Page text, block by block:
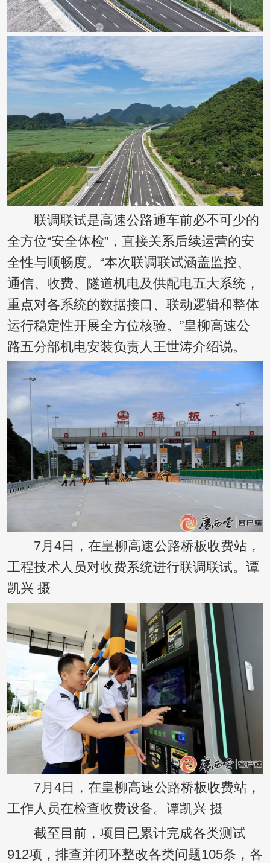
联调联试是高速公路通车前必不可少的
全方位“安全体检”，直接关系后续运营的安
全性与顺畅度。“本次联调联试涵盖监控、
通信、收费、隧道机电及供配电五大系统，
重点对各系统的数据接口、联动逻辑和整体
运行稳定性开展全方位核验。”皇柳高速公
路五分部机电安装负责人王世涛介绍说。
7月4日，在皇柳高速公路桥板收费站，
工程技术人员对收费系统进行联调联试。谭
凯兴 摄
7月4日，在皇柳高速公路桥板收费站，
工作人员在检查收费设备。谭凯兴 摄
截至目前，项目已累计完成各类测试
912项，排查并闭环整改各类问题105条，各